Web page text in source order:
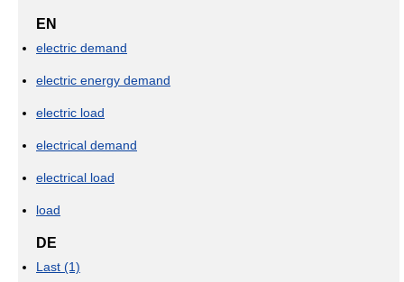
EN
electric demand
electric energy demand
electric load
electrical demand
electrical load
load
DE
Last (1)